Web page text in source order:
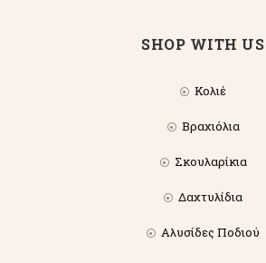
SHOP WITH US
Κολιέ
Βραχιόλια
Σκουλαρίκια
Δαχτυλίδια
Αλυσίδες Ποδιού